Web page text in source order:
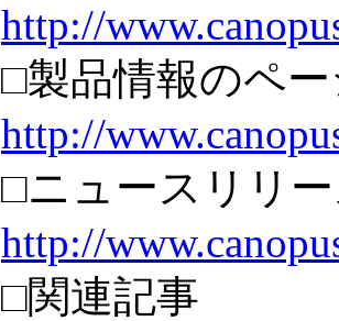
http://
□製品情報のペ
http://
□ニュースリリ
http://
□関連記事